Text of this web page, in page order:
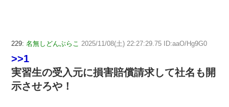
229: 名無しどんぶらこ 2025/11/08(土) 22:27:29.75 ID:aaO/Hg9G0
>>1
実習生の受入元に損害賠償請求して社名も開
示させろや！